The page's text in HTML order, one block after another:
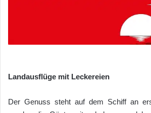
Landausflüge mit Leckereien
Der Genuss steht auf dem Schiff an